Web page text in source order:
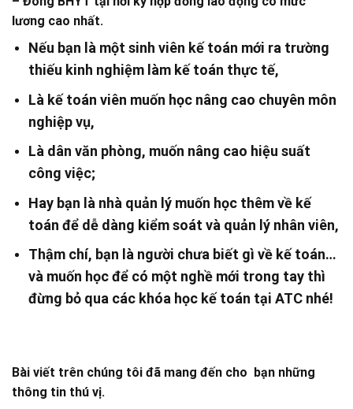
lương cao nhất.
Nếu bạn là một sinh viên kế toán mới ra trường
thiếu kinh nghiệm làm kế toán thực tế,
Là kế toán viên muốn học nâng cao chuyên môn
nghiệp vụ,
Là dân văn phòng, muốn nâng cao hiệu suất
công việc;
Hay bạn là nhà quản lý muốn học thêm về kế
toán để dễ dàng kiểm soát và quản lý nhân viên,
Thậm chí, bạn là người chưa biết gì về kế toán…
và muốn học để có một nghề mới trong tay thì
đừng bỏ qua các khóa học kế toán tại ATC nhé!
Bài viết trên chúng tôi đã mang đến cho bạn những
thông tin thú vị.